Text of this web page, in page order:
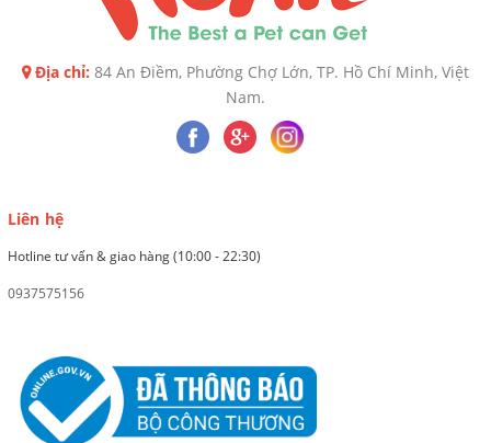
Địa chỉ: 84 An Điềm, Phường Chợ Lớn, TP. Hồ Chí Minh, Việt
Nam.
Liên hệ
Hotline tư vấn & giao hàng (10:00 - 22:30)
0937575156